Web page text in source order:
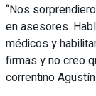
“Nos
en asesores.
médicos y
firmas y no creo
correntino